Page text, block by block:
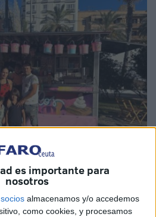
es importante para
nosotros
socios almacenamos y/o accedemos
como cookies, y procesamos